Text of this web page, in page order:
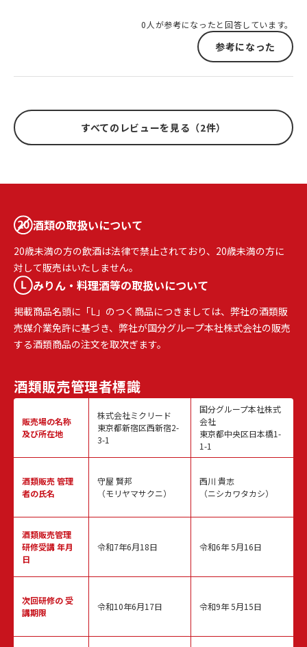
0人が参考になったと回答しています。
参考になった
すべてのレビューを見る（2件）
酒類の取扱いについて
20歳未満の方の飲酒は法律で禁止されており、20歳未満の方に
対して販売はいたしません。
みりん・料理酒等の取扱いについて
掲載商品名頭に「L」のつく商品につきましては、弊社の酒類販
売媒介業免許に基づき、弊社が国分グループ本社株式会社の販売
する酒類商品の注文を取次ぎます。
酒類販売管理者標識
販売場の名称
及び所在地
酒類販売管理
者の氏名
酒類販売管理
研修受講 年月
日
次回研修の受
講期限
株式会社ミクリード
東京都新宿区西新宿2-
3-1
守屋 賢邦
（モリヤマサクニ）
令和7年6月18日
令和10年6月17日
国分グループ本社株式
会社
東京都中央区日本橋1-
1-1
西川 貴志
（ニシカワタカシ）
令和6年 5月16日
令和9年 5月15日